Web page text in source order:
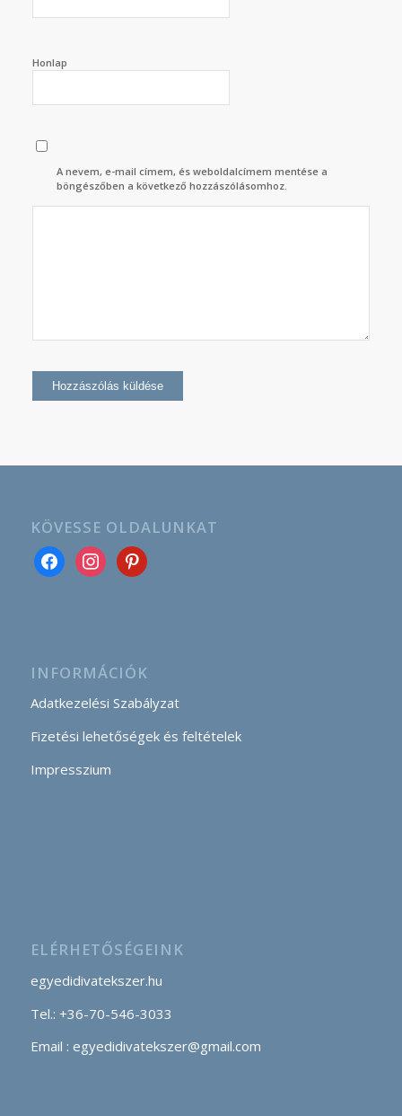
Honlap
A nevem, e-mail címem, és weboldalcímem mentése a
böngészőben a következő hozzászólásomhoz.
KÖVESSE OLDALUNKAT
INFORMÁCIÓK
Adatkezelési Szabályzat
Fizetési lehetőségek és feltételek
Impresszium
ELÉRHETŐSÉGEINK
egyedidivatekszer.hu
Tel.: +36-70-546-3033
Email : egyedidivatekszer@gmail.com